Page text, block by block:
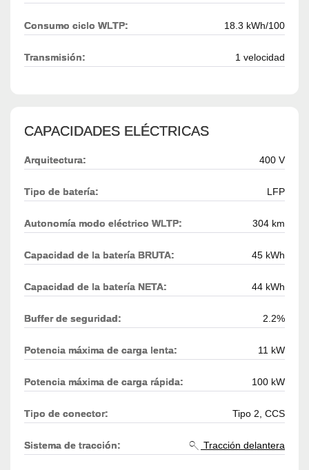
Consumo ciclo WLTP: 18.3 kWh/100
Transmisión: 1 velocidad
CAPACIDADES ELÉCTRICAS
Arquitectura: 400 V
Tipo de batería: LFP
Autonomía modo eléctrico WLTP: 304 km
Capacidad de la batería BRUTA: 45 kWh
Capacidad de la batería NETA: 44 kWh
Buffer de seguridad: 2.2%
Potencia máxima de carga lenta: 11 kW
Potencia máxima de carga rápida: 100 kW
Tipo de conector: Tipo 2, CCS
Sistema de tracción: Tracción delantera